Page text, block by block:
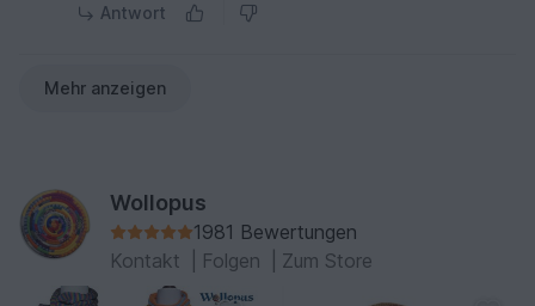
Antwort
Mehr anzeigen
Wollopus
1981 Bewertungen
Kontakt
Folgen Zum Store